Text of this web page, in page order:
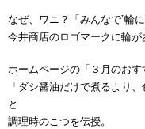
なぜ、ワニ？「みんなで”輪
今井商店のロゴマークに輪が
ホームページの「３月のおす
「ダシ醤油だけで煮るより
と
調理時のこつを伝授。